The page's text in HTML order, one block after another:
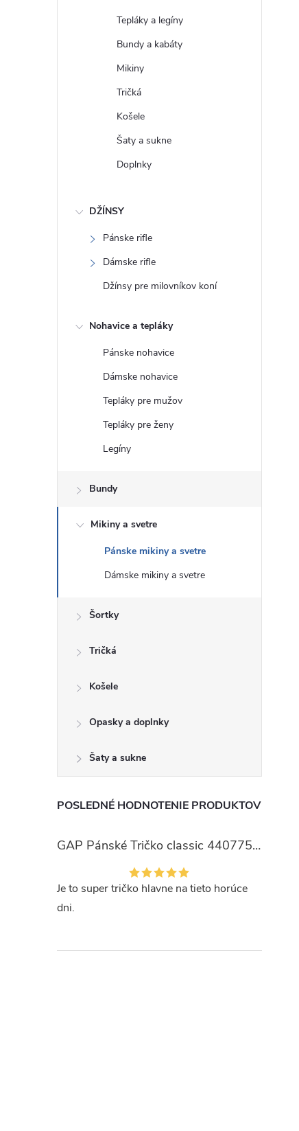
Tepláky a legíny
Bundy a kabáty
Mikiny
Tričká
Košele
Šaty a sukne
Doplnky
DŽÍNSY
Pánske rifle
Dámske rifle
Džínsy pre milovníkov koní
Nohavice a tepláky
Pánske nohavice
Dámske nohavice
Tepláky pre mužov
Tepláky pre ženy
Legíny
Bundy
Mikiny a svetre
Pánske mikiny a svetre
Dámske mikiny a svetre
Šortky
Tričká
Košele
Opasky a doplnky
Šaty a sukne
POSLEDNÉ HODNOTENIE PRODUKTOV
GAP Pánské Tričko classic 440775-00
Je to super tričko hlavne na tieto horúce
dni.
GAP Pánský Svetr CashSoft
501754-05